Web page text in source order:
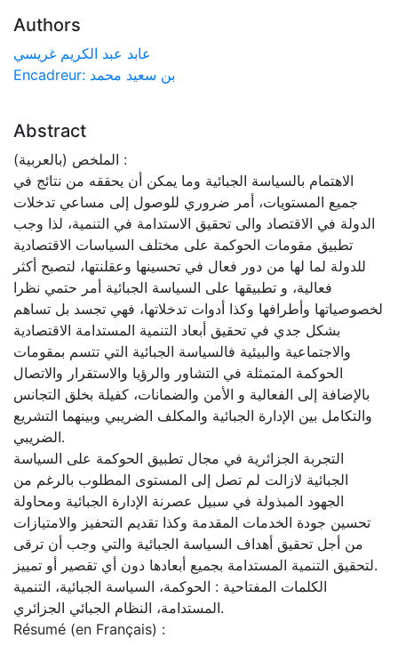
Authors
عابد عبد الكريم غريسي
Encadreur: بن سعيد محمد
Abstract
الملخص (بالعربية) :
الاهتمام بالسياسة الجبائية وما يمكن أن يحققه من نتائج في
جميع المستويات، أمر ضروري للوصول إلى مساعي تدخلات
الدولة في الاقتصاد والى تحقيق الاستدامة في التنمية، لذا وجب
تطبيق مقومات الحوكمة على مختلف السياسات الاقتصادية
للدولة لما لها من دور فعال في تحسينها وعقلنتها، لتصبح أكثر
فعالية، و تطبيقها على السياسة الجبائية أمر حتمي نظرا
لخصوصياتها وأطرافها وكذا أدوات تدخلاتها، فهي تجسد بل تساهم
بشكل جدي في تحقيق أبعاد التنمية المستدامة الاقتصادية
والاجتماعية والبيئية فالسياسة الجبائية التي تتسم بمقومات
الحوكمة المتمثلة في التشاور والرؤيا والاستقرار والاتصال
بالإضافة إلى الفعالية و الأمن والضمانات، كفيلة بخلق التجانس
والتكامل بين الإدارة الجبائية والمكلف الضريبي وبينهما التشريع
الضريبي.
التجربة الجزائرية في مجال تطبيق الحوكمة على السياسة
الجبائية لازالت لم تصل إلى المستوى المطلوب بالرغم من
الجهود المبذولة في سبيل عصرنة الإدارة الجبائية ومحاولة
تحسين جودة الخدمات المقدمة وكذا تقديم التحفيز والامتيازات
من أجل تحقيق أهداف السياسة الجبائية والتي وجب أن ترقى
لتحقيق التنمية المستدامة بجميع أبعادها دون أي تقصير أو تمييز.
الكلمات المفتاحية : الحوكمة، السياسة الجبائية، التنمية
المستدامة، النظام الجبائي الجزائري.
Résumé (en Français) :